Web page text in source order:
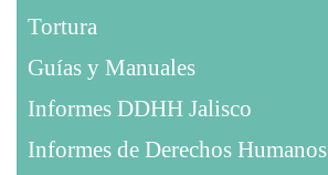
Tortura
Guías y Manuales
Informes DDHH Jalisco
Informes de Derechos Humanos